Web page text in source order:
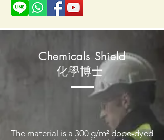
Chemicals Shield
化學博士
The material is a 300 g/m² dope-dyed